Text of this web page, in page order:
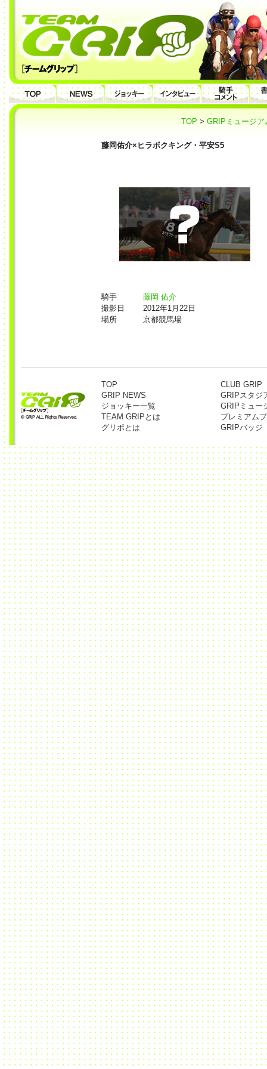
TOP > GRIPミュージア
藤岡佑介×ヒラボクキング・平安S5
騎手
藤岡 佑介
撮影日
2012年1月22日
場所
京都競馬場
TOP
GRIP NEWS
ジョッキー一覧
TEAM GRIPとは
グリポとは
CLUB GRIP
GRIPスタジ
GRIPミュー
プレミアム
GRIPバッジ